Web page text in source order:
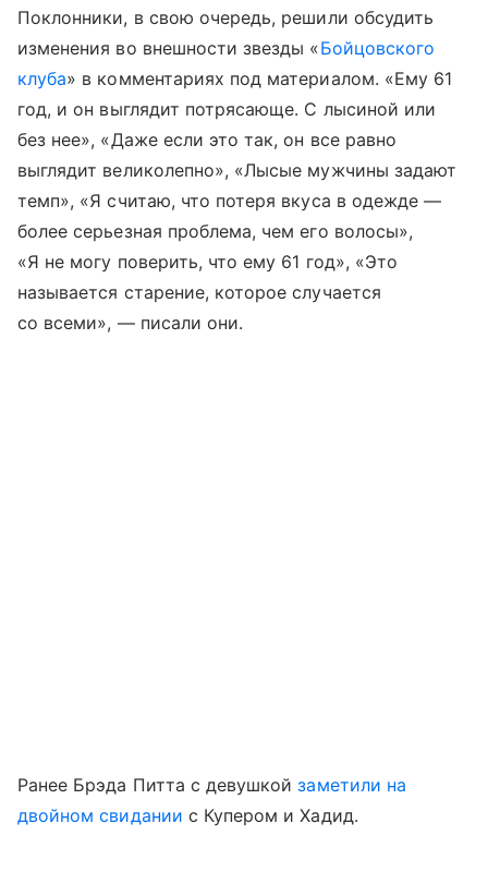
Поклонники, в свою очередь, решили обсудить
изменения во внешности звезды «Бойцовского
клуба» в комментариях под материалом. «Ему 61 ​​
год, и он выглядит потрясающе. С лысиной или
без нее», «Даже если это так, он все равно
выглядит великолепно», «Лысые мужчины задают
темп», «Я считаю, что потеря вкуса в одежде —
более серьезная проблема, чем его волосы»,
«Я не могу поверить, что ему 61 ​​год», «Это
называется старение, которое случается
со всеми», — писали они.
Ранее Брэда Питта с девушкойзаметили на
двойном свидании с Купером и Хадид.